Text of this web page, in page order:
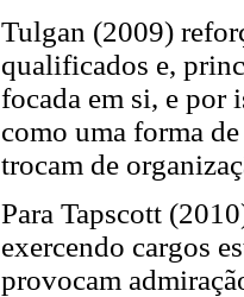
Tulgan (2009)
qualificados e,
focada em si, e por
como uma forma
trocam de
Para Tapscott
exercendo cargos
provocam